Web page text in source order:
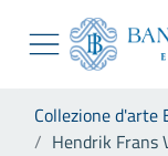
Skip to Main Content
Vai al sito
Vai al menu di
Vai alla ricerca
Vai al footer
Collezione d'arte
Hendrik Frans